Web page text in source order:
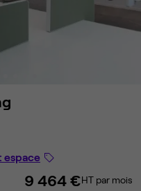
espace
9 464 €HT par mois